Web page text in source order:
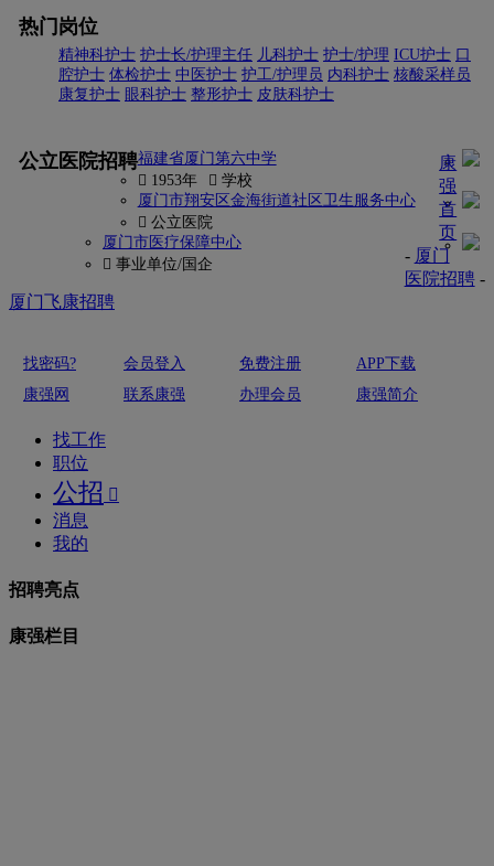
热门岗位
精神科护士 护士长/护理主任 儿科护士 护士/护理 ICU护士 口
腔护士 体检护士 中医护士 护工/护理员 内科护士 核酸采样员
康复护士 眼科护士 整形护士 皮肤科护士
公立医院招聘福建省厦门第六中学
 1953年
 学校
厦门市翔安区金海街道社区卫生服务中心
 公立医院
厦门市医疗保障中心
 事业单位/国企
康
强
首
页
- 厦门
医院招聘-
厦门飞康招聘
找密码? 会员登入 免费注册
APP下载
康强网
联系康强 办理会员 康强简介
找工作
职位
公招 
消息
我的
招聘亮点
康强栏目